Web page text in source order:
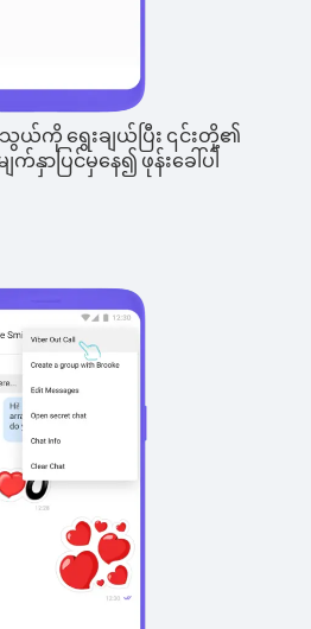
ကို ရွေးချယ်ပြီး ၎င်းတို့၏
ာပြင်မှနေ၍ ဖုန်းခေါ်ပါ